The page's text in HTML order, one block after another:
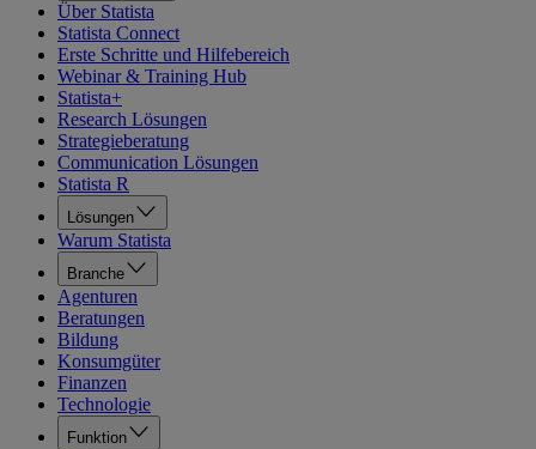
Über Statista
Statista Connect
Erste Schritte und Hilfebereich
Webinar & Training Hub
Statista+
Research Lösungen
Strategieberatung
Communication Lösungen
Statista R
Lösungen
Warum Statista
Branche
Agenturen
Beratungen
Bildung
Konsumgüter
Finanzen
Technologie
Funktion